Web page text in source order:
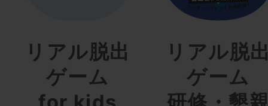
リアル脱出
ゲーム
リアル脱
ゲーム